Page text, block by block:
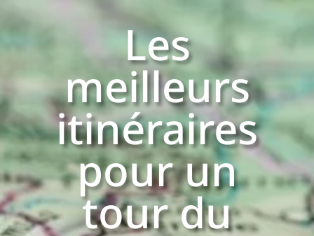
Les
meilleurs
itinéraires
pour un
tour du